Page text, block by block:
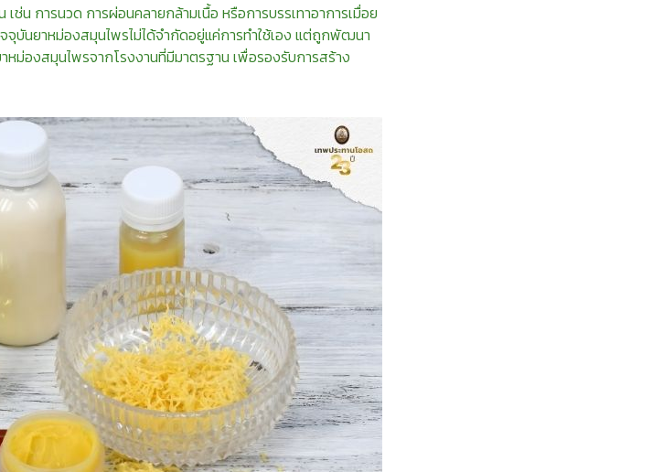
ช่น การนวด การผ่อนคลายกล้ามเนื้อ หรือการบรรเทาอาการเมื่อย
บันยาหม่องสมุนไพรไม่ได้จำกัดอยู่แค่การทำใช้เอง แต่ถูกพัฒนา
องสมุนไพรจากโรงงานที่มีมาตรฐาน เพื่อรองรับการสร้าง